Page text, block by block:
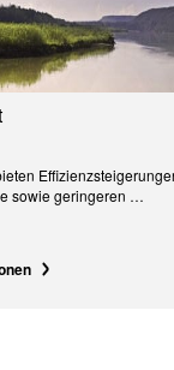
sowie geringeren …